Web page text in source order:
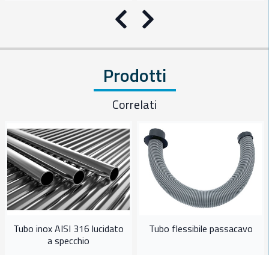
Precedente
Successivo
Prodotti
Correlati
Tubo inox AISI 316 lucidato
a specchio
Tubo flessibile passacavo